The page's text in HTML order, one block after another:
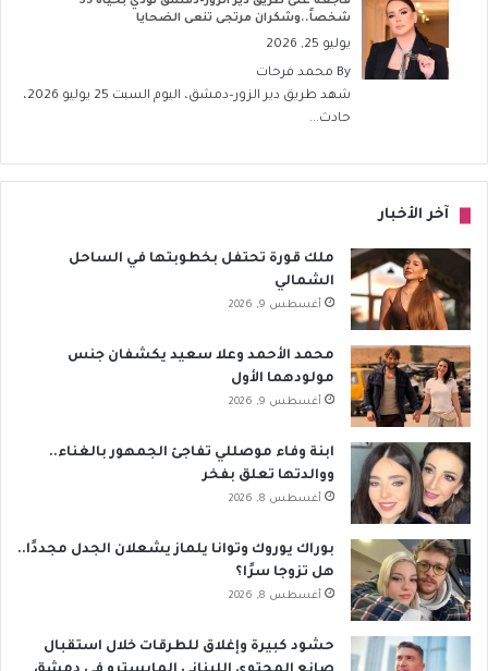
شخصاً..وشكران مرتجى تنعى الضحايا
يوليو 25, 2026
By محمد فرحات
شهد طريق دير الزور–دمشق، اليوم السبت 25 يوليو 2026،
حادث...
آخر الأخبار
ملك قورة تحتفل بخطوبتها في الساحل
الشمالي
أغسطس 9, 2026
محمد الأحمد وعلا سعيد يكشفان جنس
مولودهما الأول
أغسطس 9, 2026
ابنة وفاء موصللي تفاجئ الجمهور بالغناء..
ووالدتها تعلق بفخر
أغسطس 8, 2026
بوراك يوروك وتوانا يلماز يشعلان الجدل مجددًا..
هل تزوجا سرًا؟
أغسطس 8, 2026
حشود كبيرة وإغلاق للطرقات خلال استقبال